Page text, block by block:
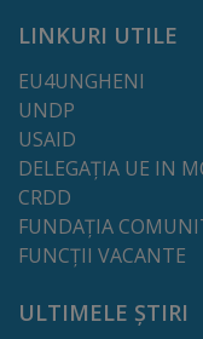
și
calitate
Consiliul
Municipal
Secretar
Consilieri
LINKURI UTILE
EU4UNGHENI
UNDP
USAID
DELEGAȚIA UE IN
CRDD
FUNDAȚIA
FUNCȚII VACANTE
ULTIMELE ȘTIRI